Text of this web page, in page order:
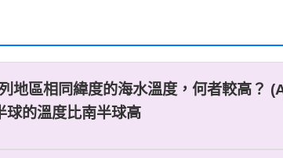
地區相同緯度的海水溫度，何者較高？
球的溫度比南半球高